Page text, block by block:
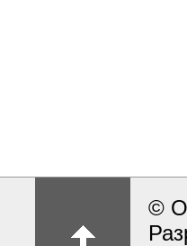
©